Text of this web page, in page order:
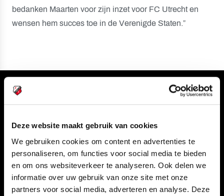
Deze website maakt gebruik van cookies
We gebruiken cookies om content en advertenties te
personaliseren, om functies voor social media te bieden
en om ons websiteverkeer te analyseren. Ook delen we
informatie over uw gebruik van onze site met onze
partners voor social media, adverteren en analyse. Deze
bedanken Maarten voor zijn inzet voor FC Utrecht en
wensen hem succes toe in de Verenigde Staten.”
Volg ons ook via
Navigeer naar
CLUB
TEAMS
FOUNDATION
KAARTVERKOOP